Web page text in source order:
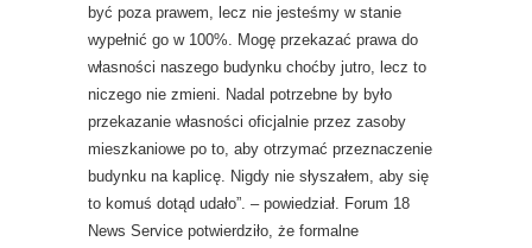
być poza prawem, lecz nie jesteśmy w stanie
wypełnić go w 100%. Mogę przekazać prawa do
własności naszego budynku choćby jutro, lecz to
niczego nie zmieni. Nadal potrzebne by było
przekazanie własności oficjalnie przez zasoby
mieszkaniowe po to, aby otrzymać przeznaczenie
budynku na kaplicę. Nigdy nie słyszałem, aby się
to komuś dotąd udało”. – powiedział. Forum 18
News Service potwierdziło, że formalne